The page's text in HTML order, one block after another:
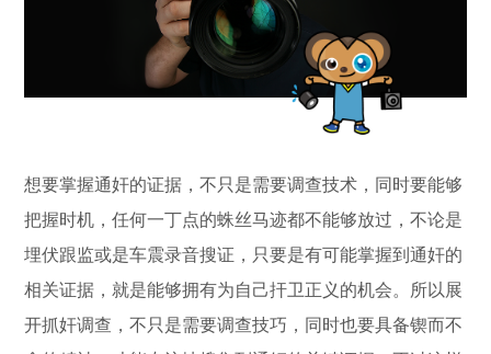
想要掌握通奸的证据，不只是需要调查技术，同时要能够
把握时机，任何一丁点的蛛丝马迹都不能够放过，不论是
埋伏跟监或是车震录音搜证，只要是有可能掌握到通奸的
相关证据，就是能够拥有为自己扞卫正义的机会。所以展
开抓奸调查，不只是需要调查技巧，同时也要具备锲而不